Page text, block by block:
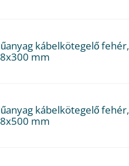
kábelkötegelő fehér,
mm
kábelkötegelő fehér,
mm